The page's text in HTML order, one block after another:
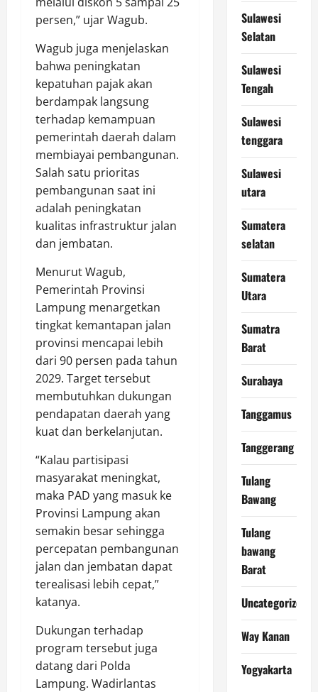
persen,” ujar Wagub.
Wagub juga menjelaskan
bahwa peningkatan
kepatuhan pajak akan
berdampak langsung
terhadap kemampuan
pemerintah daerah dalam
membiayai pembangunan.
Salah satu prioritas
pembangunan saat ini
adalah peningkatan
kualitas infrastruktur jalan
dan jembatan.
Menurut Wagub,
Pemerintah Provinsi
Lampung menargetkan
tingkat kemantapan jalan
provinsi mencapai lebih
dari 90 persen pada tahun
2029. Target tersebut
membutuhkan dukungan
pendapatan daerah yang
kuat dan berkelanjutan.
“Kalau partisipasi
masyarakat meningkat,
maka PAD yang masuk ke
Provinsi Lampung akan
semakin besar sehingga
percepatan pembangunan
jalan dan jembatan dapat
terealisasi lebih cepat,”
katanya.
Dukungan terhadap
program tersebut juga
datang dari Polda
Lampung. Wadirlantas
Sulawesi
Selatan
Sulawesi
Tengah
Sulawesi
tenggara
Sulawesi
utara
Sumatera
selatan
Sumatera
Utara
Sumatra
Barat
Surabaya
Tanggamus
Tanggerang
Tulang
Bawang
Tulang
bawang
Barat
Uncategorized
Way Kanan
Yogyakarta